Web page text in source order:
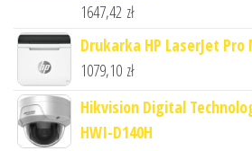
1647,42 zł
Drukarka HP LaserJet Pro
1079,10 zł
Hikvision Digital
HWI-D140H